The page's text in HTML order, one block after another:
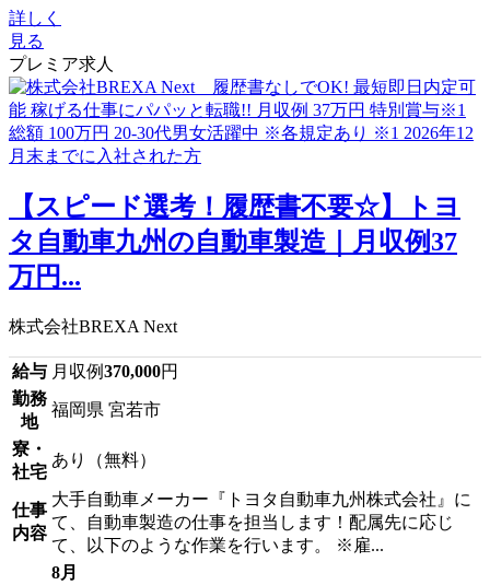
詳しく
見る
プレミア求人
【スピード選考！履歴書不要☆】トヨ
タ自動車九州の自動車製造｜月収例37
万円...
株式会社BREXA Next
給与 月収例370,000円
勤務
地
福岡県 宮若市
寮・
社宅
あり（無料）
仕事
内容
大手自動車メーカー『トヨタ自動車九州株式会社』に
て、自動車製造の仕事を担当します！配属先に応じ
て、以下のような作業を行います。 ※雇...
8月